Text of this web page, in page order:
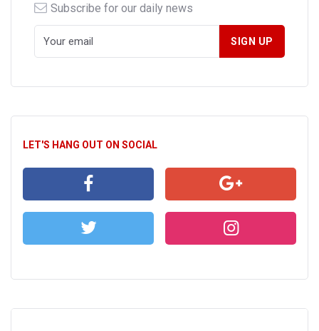
Subscribe for our daily news
LET'S HANG OUT ON SOCIAL